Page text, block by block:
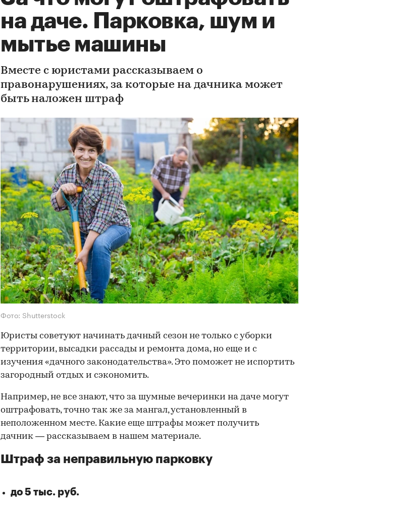
на даче. Парковка, шум и
мытье машины
Вместе с юристами рассказываем о
правонарушениях, за которые на дачника может
быть наложен штраф
Фото: Shutterstock
Юристы советуют начинать дачный сезон не только с уборки
территории, высадки рассады и ремонта дома, но еще и с
изучения «дачного законодательства». Это поможет не испортить
загородный отдых и сэкономить.
Например, не все знают, что за шумные вечеринки на даче могут
оштрафовать, точно так же за мангал, установленный в
неположенном месте. Какие еще штрафы может получить
дачник — рассказываем в нашем материале.
Штраф за неправильную парковку
до 5 тыс. руб.